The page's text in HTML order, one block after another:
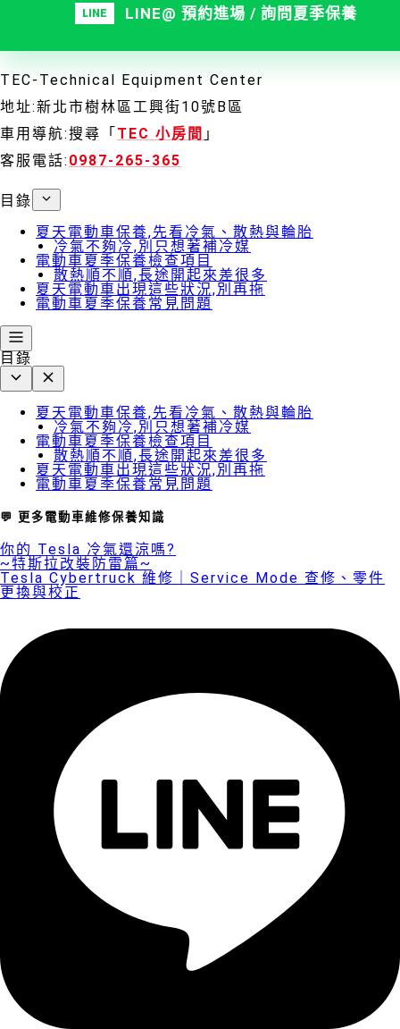
LINE@ 預約進場 / 詢問夏季保養
TEC-Technical Equipment Center
地址:新北市樹林區工興街10號B區
車用導航:搜尋「 TEC 小房間 」
客服電話: 0987-265-365
目錄
夏天電動車保養,先看冷氣、散熱與輪胎
冷氣不夠冷,別只想著補冷媒
電動車夏季保養檢查項目
散熱順不順,長途開起來差很多
夏天電動車出現這些狀況,別再拖
電動車夏季保養常見問題
目錄
夏天電動車保養,先看冷氣、散熱與輪胎
冷氣不夠冷,別只想著補冷媒
電動車夏季保養檢查項目
散熱順不順,長途開起來差很多
夏天電動車出現這些狀況,別再拖
電動車夏季保養常見問題
💬 更多電動車維修保養知識
你的 Tesla 冷氣還涼嗎?
~特斯拉改裝防雷篇~
Tesla Cybertruck 維修｜Service Mode 查修、零件
更換與校正